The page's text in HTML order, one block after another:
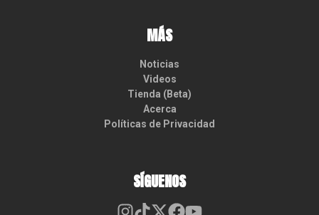
MÁS
Noticias
Videos
Tienda (Beta)
Acerca
Políticas de Privacidad
SÍGUENOS